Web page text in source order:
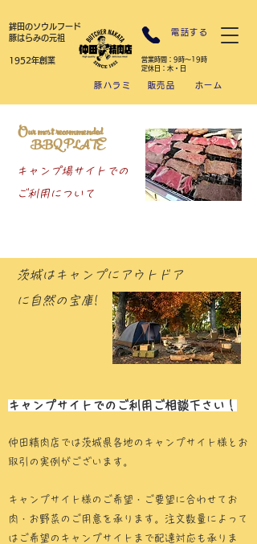
​鉾田のソウルフード
豚はらみの元祖
1952年創業
豚ハラミ ホーム
電話する
販売品
営業時間：9時～19時
​定休日：木・日
キャンプ場サイトでの
​ご利用について
Our most recommended
BBQ PLATE
茨城はキャンプにアウトドア
に自然の宝庫!
キャンプサイトでのご利用ご相談下さい！
仲田精肉店では茨城県各地のキャンプサイト様とお
取引の実例がございます。
キャンプサイト様のご希望・ご要望に合わせてお
肉・お野菜のご用意を承ります。注文数量によって
はご希望のキャンプサイトまで配達対応も承りま